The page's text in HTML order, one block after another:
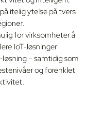
ytelse på tvers
for virksomheter å
IoT-løsninger
– samtidig som
og forenklet